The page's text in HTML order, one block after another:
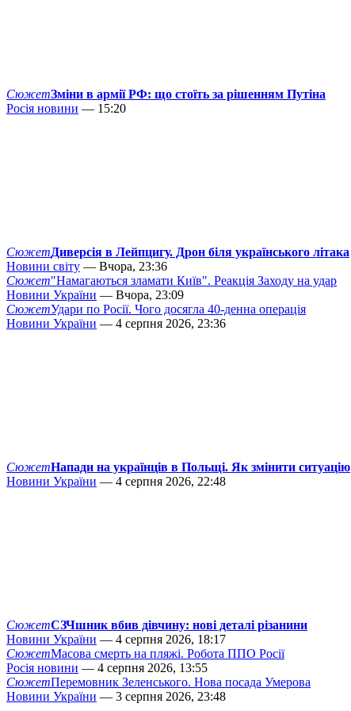
СюжетЗміни в армії РФ: що стоїть за рішенням Путіна
Росія новини — 15:20
СюжетДиверсія в Лейпцигу. Дрон біля українського літака
Новини світу — Вчора, 23:36
Сюжет"Намагаються зламати Київ". Реакція Заходу на удар
Новини України — Вчора, 23:09
СюжетУдари по Росії. Чого досягла 40-денна операція
Новини України — 4 серпня 2026, 23:36
СюжетНапади на українців в Польщі. Як змінити ситуацію
Новини України — 4 серпня 2026, 22:48
СюжетСЗЧшник вбив дівчину: нові деталі різанини
Новини України — 4 серпня 2026, 18:17
СюжетМасова смерть на пляжі. Робота ППО Росії
Росія новини — 4 серпня 2026, 13:55
СюжетПеремовник Зеленського. Нова посада Умерова
Новини України — 3 серпня 2026, 23:48